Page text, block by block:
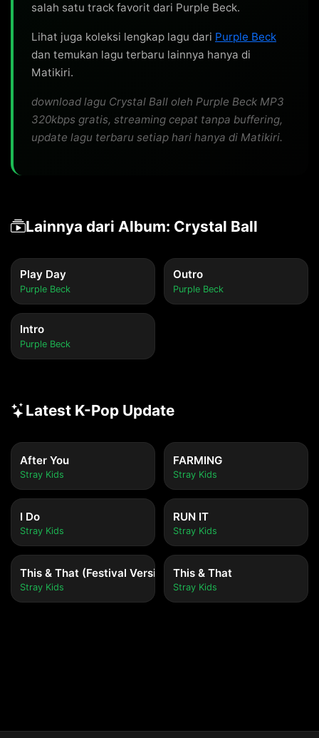
salah satu track favorit dari Purple Beck.
Lihat juga koleksi lengkap lagu dari Purple Beck
dan temukan lagu terbaru lainnya hanya di
Matikiri.
download lagu Crystal Ball oleh Purple Beck MP3
320kbps gratis, streaming cepat tanpa buffering,
update lagu terbaru setiap hari hanya di Matikiri.
Lainnya dari Album: Crystal Ball
Play Day
Purple Beck
Outro
Purple Beck
Intro
Purple Beck
Latest K-Pop Update
After You
Stray Kids
FARMING
Stray Kids
I Do
Stray Kids
RUN IT
Stray Kids
This & That (Festival Version)
Stray Kids
This & That
Stray Kids